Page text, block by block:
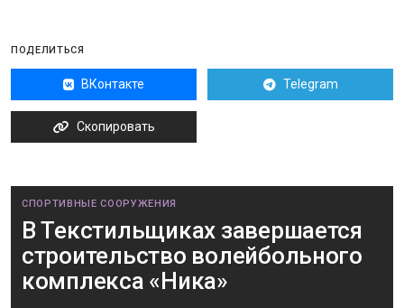
ПОДЕЛИТЬСЯ
ВКонтакте Telegram
Скопировать
СПОРТИВНЫЕ СООРУЖЕНИЯ
В Текстильщиках завершается
строительство волейбольного
комплекса «Ника»